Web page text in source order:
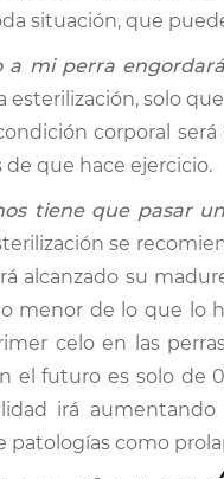
situación, que
a mi perra
esterilización, solo
corporal
de que hace ejercicio.
tiene que pasar
se
alcanzado su
menor de lo que lo
celo en las
el futuro es solo de
irá
patologías como